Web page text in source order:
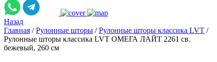
Назад
Главная / Рулонные шторы / Рулонные шторы классика LVT /
Рулонные шторы классика LVT ОМЕГА ЛАЙТ 2261 св.
бежевый, 260 см